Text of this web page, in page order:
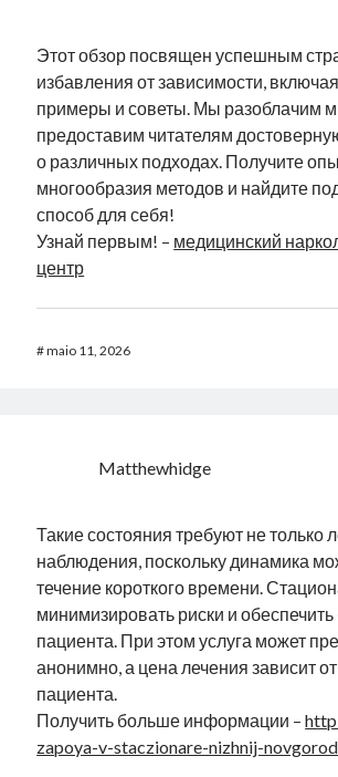
Этот обзор посвящен успешным
избавления от зависимости,
примеры и советы. Мы разоблачим
предоставим читателям
о различных подходах. Получите
многообразия методов и найдите
способ для себя!
Узнай первым! – медицинский
центр
#maio 11, 2026
Matthewhidge
Такие состояния требуют не только
наблюдения, поскольку динамика
течение короткого времени.
минимизировать риски и обеспечить
пациента. При этом услуга может
анонимно, а цена лечения зависит
пациента.
Получить больше информации –
zapoya-v-staczionare-nizhnij-